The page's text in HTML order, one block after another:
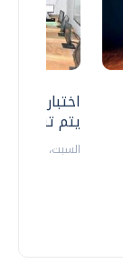
اختبارات
يتم
السبت، 18 يوليو 2026 09:22 ص